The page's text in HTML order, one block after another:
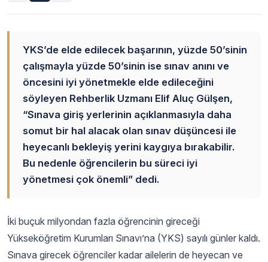
YKS’de elde edilecek başarının, yüzde 50’sinin
çalışmayla yüzde 50’sinin ise sınav anını ve
öncesini iyi yönetmekle elde edileceğini
söyleyen Rehberlik Uzmanı Elif Aluç Gülşen,
“Sınava giriş yerlerinin açıklanmasıyla daha
somut bir hal alacak olan sınav düşüncesi ile
heyecanlı bekleyiş yerini kaygıya bırakabilir.
Bu nedenle öğrencilerin bu süreci iyi
yönetmesi çok önemli” dedi.
İki buçuk milyondan fazla öğrencinin gireceği
Yükseköğretim Kurumları Sınavı’na (YKS) sayılı günler kaldı.
Sınava girecek öğrenciler kadar ailelerin de heyecan ve